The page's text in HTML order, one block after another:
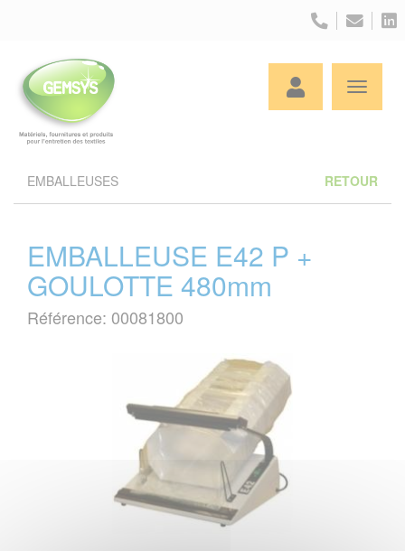
EMBALLEUSES RETOUR
EMBALLEUSE E42 P +
GOULOTTE 480mm
Référence: 00081800